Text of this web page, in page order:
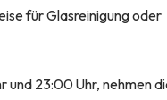
für Glasreinigung oder
und 23:00 Uhr, nehmen